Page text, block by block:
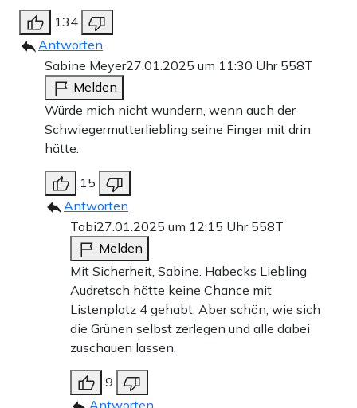
134
Antworten
Sabine Meyer27.01.2025 um 11:30 Uhr 558T
Melden
Würde mich nicht wundern, wenn auch der
Schwiegermutterliebling seine Finger mit drin
hätte.
15
Antworten
Tobi27.01.2025 um 12:15 Uhr 558T
Melden
Mit Sicherheit, Sabine. Habecks Liebling
Audretsch hätte keine Chance mit
Listenplatz 4 gehabt. Aber schön, wie sich
die Grünen selbst zerlegen und alle dabei
zuschauen lassen.
9
Antworten